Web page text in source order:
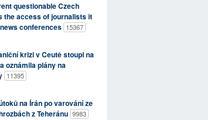
questionable Czech
the access of journalists it
conferences 15367
krizi v Ceutě stoupl na
oznámila plány na
11395
na Írán po varování ze
z Teheránu 9983